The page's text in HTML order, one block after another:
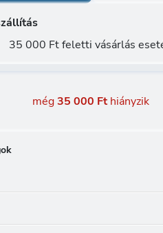
35 000 Ft feletti vásárlás
még35 000 Fthiányzik